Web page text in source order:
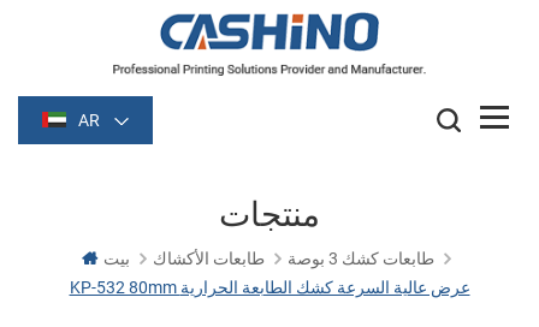
AR
منتجات
بيت طابعات الأكشاك
طابعات كشك 3 بوصة
KP-532 80mm عرض عالية السرعة كشك الطابعة الحرارية